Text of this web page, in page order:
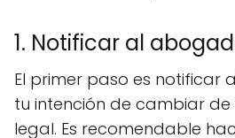
1. Notificar al
El primer paso es
tu intención de cambiar
legal. Es recomendable